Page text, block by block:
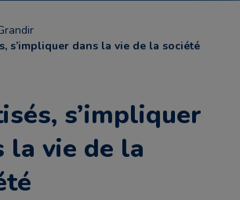
s’impliquer dans la vie de la société
s’impliquer
la vie de la